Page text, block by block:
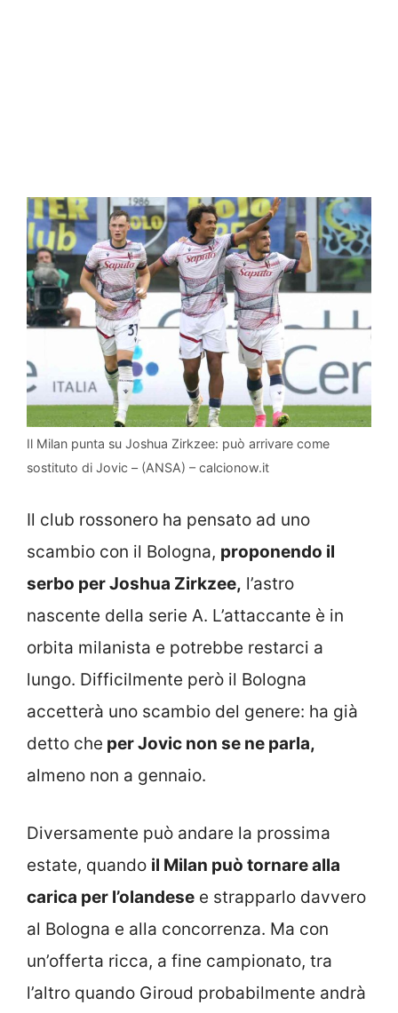
Il Milan punta su Joshua Zirkzee: può arrivare come
sostituto di Jovic – (ANSA) – calcionow.it
Il club rossonero ha pensato ad uno
scambio con il Bologna, proponendo il
serbo per Joshua Zirkzee, l’astro
nascente della serie A. L’attaccante è in
orbita milanista e potrebbe restarci a
lungo. Difficilmente però il Bologna
accetterà uno scambio del genere: ha già
detto che per Jovic non se ne parla,
almeno non a gennaio.
Diversamente può andare la prossima
estate, quando il Milan può tornare alla
carica per l’olandese e strapparlo davvero
al Bologna e alla concorrenza. Ma con
un’offerta ricca, a fine campionato, tra
l’altro quando Giroud probabilmente andrà